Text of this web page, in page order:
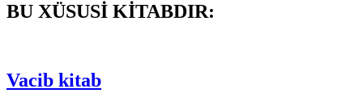
BU XÜSUSİ KİTABDIR:
Vacib kitab